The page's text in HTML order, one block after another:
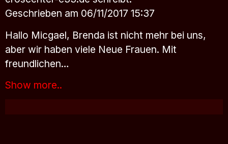
Geschrieben am 06/11/2017 15:37
Hallo Micgael, Brenda ist nicht mehr bei uns,
aber wir haben viele Neue Frauen. Mit
freundlichen…
Show more..